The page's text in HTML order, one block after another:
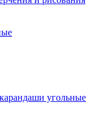
угольные